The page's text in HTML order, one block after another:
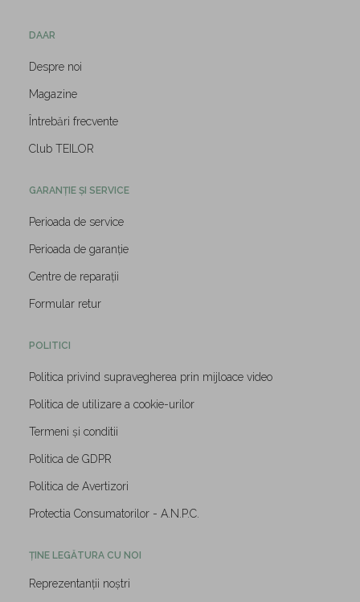
DAAR
Despre noi
Magazine
Întrebări frecvente
Club TEILOR
GARANȚIE ȘI SERVICE
Perioada de service
Perioada de garanție
Centre de reparații
Formular retur
POLITICI
Politica privind supravegherea prin mijloace video
Politica de utilizare a cookie-urilor
Termeni și conditii
Politica de GDPR
Politica de Avertizori
Protectia Consumatorilor - A.N.P.C.
ȚINE LEGĂTURA CU NOI
Reprezentanții noștri